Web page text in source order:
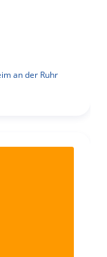
an der Ruhr